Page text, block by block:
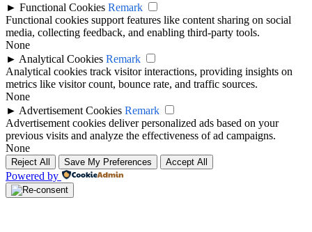
► Functional Cookies Remark
Functional cookies support features like content sharing on social
media, collecting feedback, and enabling third-party tools.
None
► Analytical Cookies Remark
Analytical cookies track visitor interactions, providing insights on
metrics like visitor count, bounce rate, and traffic sources.
None
► Advertisement Cookies Remark
Advertisement cookies deliver personalized ads based on your
previous visits and analyze the effectiveness of ad campaigns.
None
Reject All Save My Preferences Accept All
Powered by